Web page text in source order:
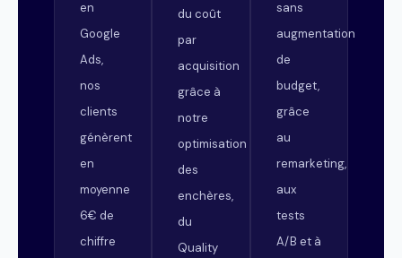
en
Google
Ads,
nos
clients
génèrent
en
moyenne
6€ de
chiffre
du coût
par
acquisition
grâce à
notre
optimisation
des
enchères,
du
Quality
sans
augmentation
de
budget,
grâce
au
remarketing,
aux
tests
A/B et à